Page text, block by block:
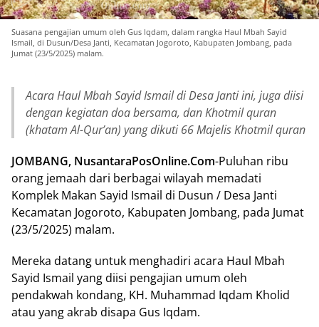
Suasana pengajian umum oleh Gus Iqdam, dalam rangka Haul Mbah Sayid
Ismail, di Dusun/Desa Janti, Kecamatan Jogoroto, Kabupaten Jombang, pada
Jumat (23/5/2025) malam.
Acara Haul Mbah Sayid Ismail di Desa Janti ini, juga diisi
dengan kegiatan doa bersama, dan Khotmil quran
(khatam Al-Qur’an) yang dikuti 66 Majelis Khotmil quran
JOMBANG, NusantaraPosOnline.Com-Puluhan ribu
orang jemaah dari berbagai wilayah memadati
Komplek Makan Sayid Ismail di Dusun / Desa Janti
Kecamatan Jogoroto, Kabupaten Jombang, pada Jumat
(23/5/2025) malam.
Mereka datang untuk menghadiri acara Haul Mbah
Sayid Ismail yang diisi pengajian umum oleh
pendakwah kondang, KH. Muhammad Iqdam Kholid
atau yang akrab disapa Gus Iqdam.